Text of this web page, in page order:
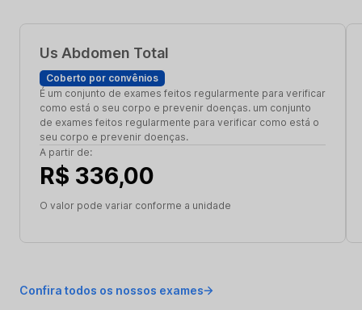
Us Abdomen Total
Coberto por convênios
É um conjunto de exames feitos regularmente para verificar
como está o seu corpo e prevenir doenças. um conjunto
de exames feitos regularmente para verificar como está o
seu corpo e prevenir doenças.
A partir de:
R$ 336,00
O valor pode variar conforme a unidade
Confira todos os nossos exames